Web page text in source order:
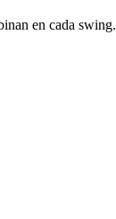
en cada swing.